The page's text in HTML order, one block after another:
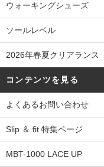
ウォーキングシューズ
ソールレベル
2026年春夏クリアランス
コンテンツを見る
よくあるお問い合わせ
Slip ＆ fit 特集ページ
MBT-1000 LACE UP